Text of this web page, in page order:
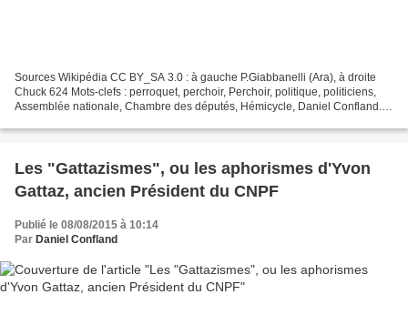
Sources Wikipédia CC BY_SA 3.0 : à gauche P.Giabbanelli (Ara), à droite
Chuck 624 Mots-clefs : perroquet, perchoir, Perchoir, politique, politiciens,
Assemblée nationale, Chambre des députés, Hémicycle, Daniel Confland.
Les "Gattazismes", ou les aphorismes d'Yvon
Gattaz, ancien Président du CNPF
Publié le 08/08/2015 à 10:14
Par Daniel Confland